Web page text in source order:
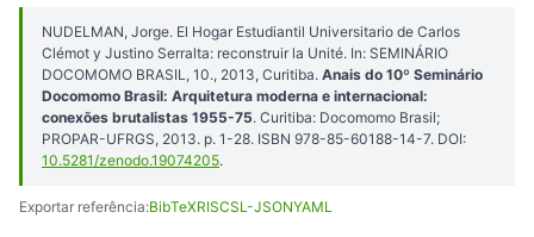
NUDELMAN, Jorge. El Hogar Estudiantil Universitario de Carlos
Clémot y Justino Serralta: reconstruir la Unité. In: SEMINÁRIO
DOCOMOMO BRASIL, 10., 2013, Curitiba. Anais do 10º Seminário
Docomomo Brasil: Arquitetura moderna e internacional:
conexões brutalistas 1955-75. Curitiba: Docomomo Brasil;
PROPAR-UFRGS, 2013. p. 1-28. ISBN 978-85-60188-14-7. DOI:
10.5281/zenodo.19074205.
Exportar referência:BibTeXRISCSL-JSONYAML